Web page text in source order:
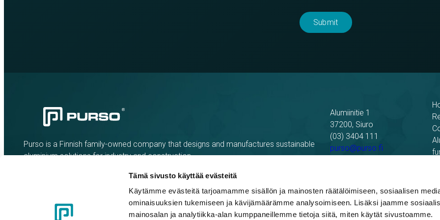
Tämä sivusto käyttää evästeitä
Käytämme evästeitä tarjoamamme sisällön ja mainosten räätälöimiseen, sosiaalisen
ominaisuuksien tukemiseen ja kävijämäärämme analysoimiseen. Lisäksi jaamme
mainosalan ja analytiikka-alan kumppaneillemme tietoja siitä, miten käytät sivustoamme.
Purso is a Finnish family-owned company that designs and manufactures sustainable
aluminium solutions for industry and construction.
Alumiinitie 1
37200, Siuro
(03) 3404 111
purso@purso.fi